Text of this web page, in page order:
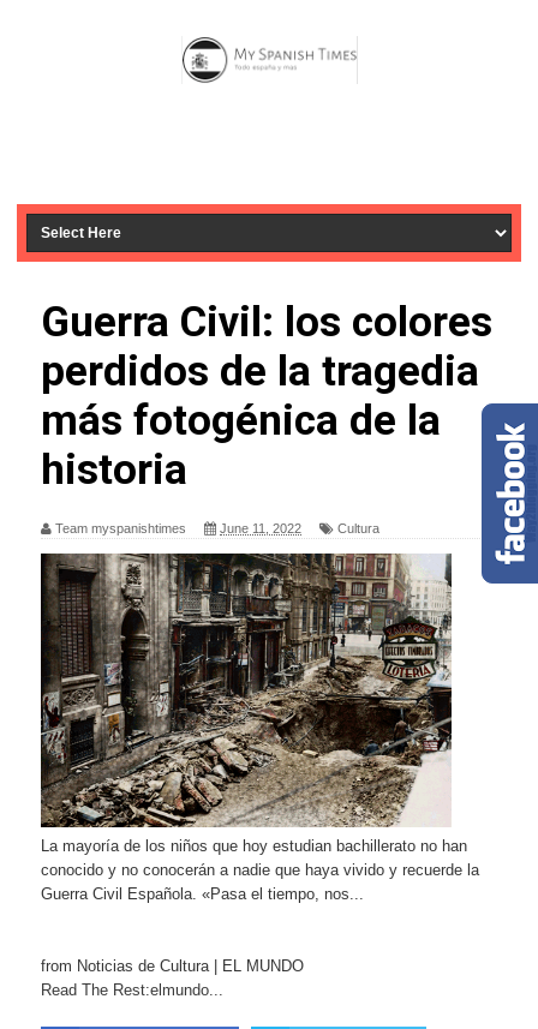
Guerra Civil: los colores
perdidos de la tragedia
más fotogénica de la
historia
Team myspanishtimes June 11, 2022 Cultura
La mayoría de los niños que hoy estudian bachillerato no han
conocido y no conocerán a nadie que haya vivido y recuerde la
Guerra Civil Española. «Pasa el tiempo, nos...
from Noticias de Cultura | EL MUNDO
Read The Rest:elmundo...